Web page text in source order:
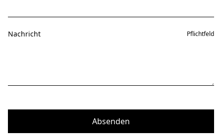
Nachricht Pflichtfeld
Absenden